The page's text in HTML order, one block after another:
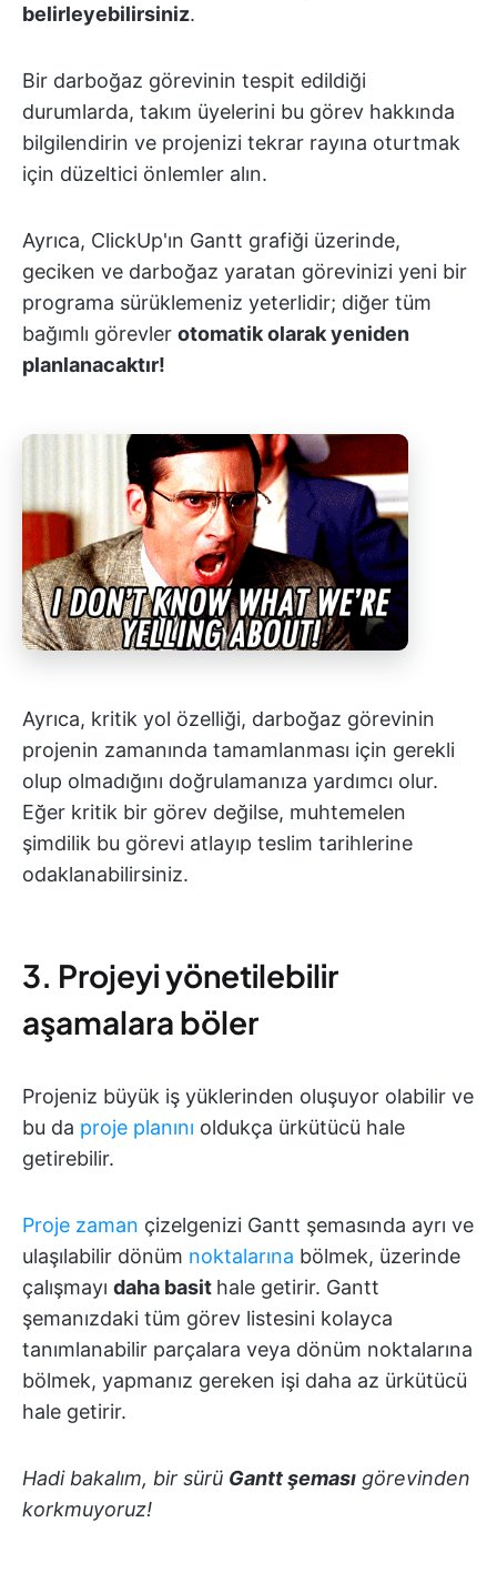
belirleyebilirsiniz.
Bir darboğaz görevinin tespit edildiği
durumlarda, takım üyelerini bu görev hakkında
bilgilendirin ve projenizi tekrar rayına oturtmak
için düzeltici önlemler alın.
Ayrıca, ClickUp'ın Gantt grafiği üzerinde,
geciken ve darboğaz yaratan görevinizi yeni bir
programa sürüklemeniz yeterlidir; diğer tüm
bağımlı görevler otomatik olarak yeniden
planlanacaktır!
Ayrıca, kritik yol özelliği, darboğaz görevinin
projenin zamanında tamamlanması için gerekli
olup olmadığını doğrulamanıza yardımcı olur.
Eğer kritik bir görev değilse, muhtemelen
şimdilik bu görevi atlayıp teslim tarihlerine
odaklanabilirsiniz.
3. Projeyi yönetilebilir
aşamalara böler
Projeniz büyük iş yüklerinden oluşuyor olabilir ve
bu da proje planını oldukça ürkütücü hale
getirebilir.
Proje zaman çizelgenizi Gantt şemasında ayrı ve
ulaşılabilir dönüm noktalarına bölmek, üzerinde
çalışmayı daha basit hale getirir. Gantt
şemanızdaki tüm görev listesini kolayca
tanımlanabilir parçalara veya dönüm noktalarına
bölmek, yapmanız gereken işi daha az ürkütücü
hale getirir.
Hadi bakalım, bir sürü Gantt şeması görevinden
korkmuyoruz!